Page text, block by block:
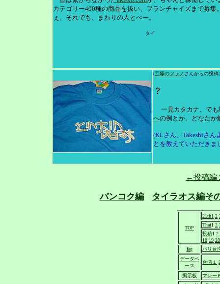
カテゴリー400種の商品を扱い、フランチャイズまで募集
ぇ。それでも、まわりの人とぺー。
タイ
(宝塚のフラノ さんからの投稿
？
一見カタカナ、で
への例とか。どなたか
(KLさん、Takeshiさん
とを教えていただき
←投稿編
バンコク編 タイラオス編そ
TOP
21th1 2
Thai1 2
投稿1 2
18 19 20
faq
バリ台
データベ
ース
台湾１
掲示板
マレー